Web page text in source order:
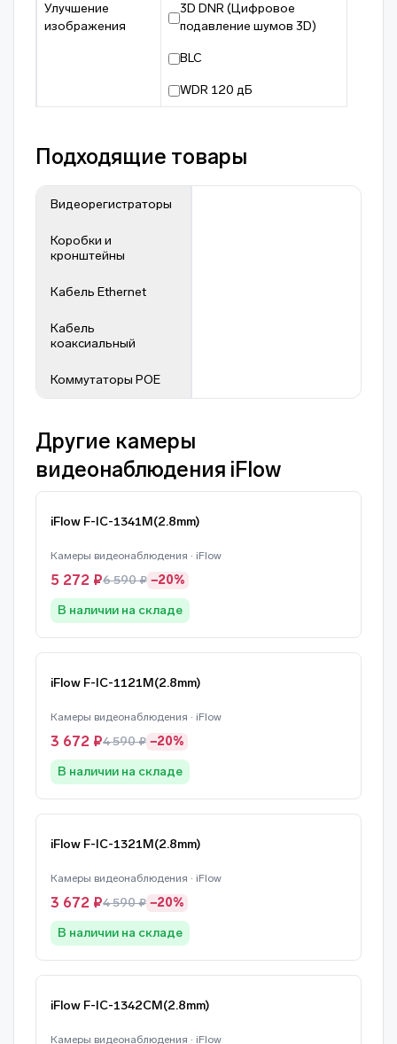
Улучшение
изображения
3D DNR (Цифровое
подавление шумов 3D)
BLC
WDR 120 дБ
Подходящие товары
Видеорегистраторы
Коробки и
кронштейны
Кабель Ethernet
Кабель
коаксиальный
Коммутаторы POE
Другие камеры
видеонаблюдения iFlow
iFlow F-IC-1341M(2.8mm)
Камеры видеонаблюдения · iFlow
5 272 ₽6 590 ₽ −20%
В наличии на складе
iFlow F-IC-1121M(2.8mm)
Камеры видеонаблюдения · iFlow
3 672 ₽4 590 ₽ −20%
В наличии на складе
iFlow F-IC-1321M(2.8mm)
Камеры видеонаблюдения · iFlow
3 672 ₽4 590 ₽ −20%
В наличии на складе
iFlow F-IC-1342CM(2.8mm)
Камеры видеонаблюдения · iFlow